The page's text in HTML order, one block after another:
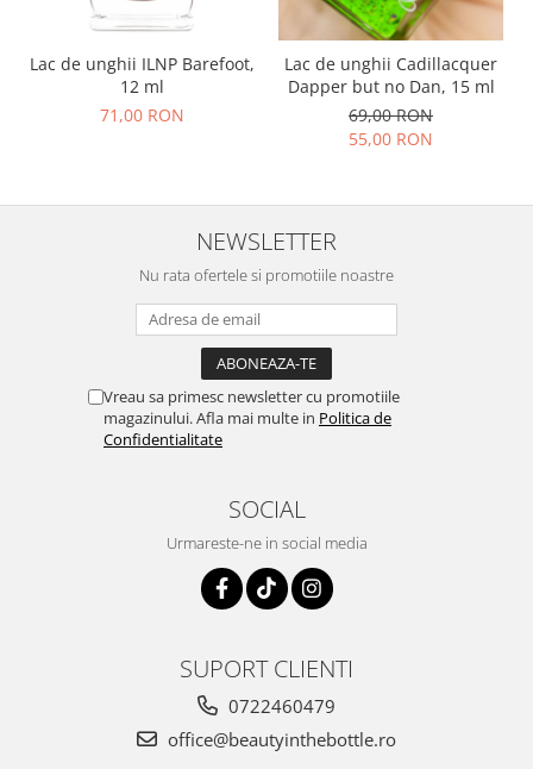
Lac de unghii ILNP Barefoot,
12 ml
71,00 RON
Lac de unghii Cadillacquer
Dapper but no Dan, 15 ml
69,00 RON
55,00 RON
NEWSLETTER
Nu rata ofertele si promotiile noastre
Vreau sa primesc newsletter cu promotiile
magazinului. Afla mai multe in Politica de
Confidentialitate
SOCIAL
Urmareste-ne in social media
SUPORT CLIENTI
0722460479
office@beautyinthebottle.ro